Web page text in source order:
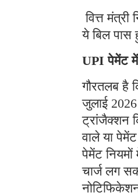
वित्त
ये बिल
UPI पेमेंट
गौरतलब है
जुलाई
ट्रांजैक्शन
वाले या
पेमेंट
चार्ज लग